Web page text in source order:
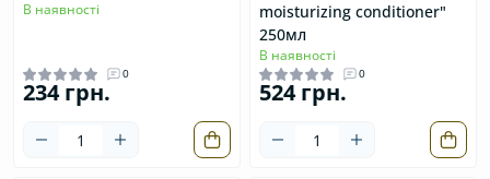
В наявності
0
234 грн.
moisturizing conditioner"
250мл
В наявності
0
524 грн.